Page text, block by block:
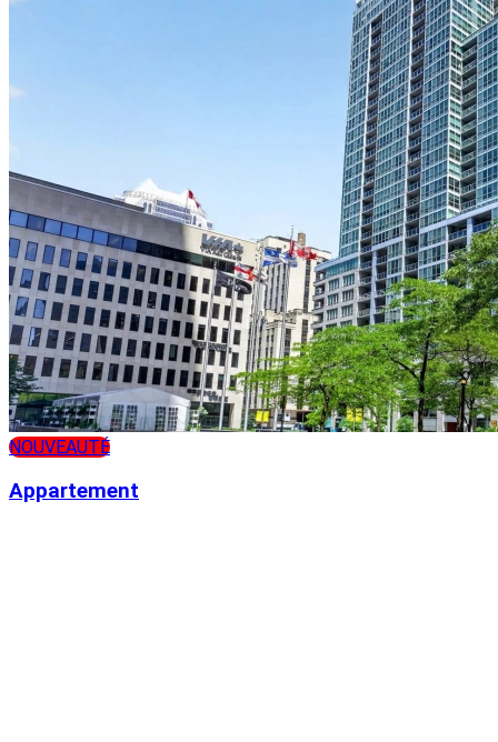
NOUVEAUTÉ
Appartement